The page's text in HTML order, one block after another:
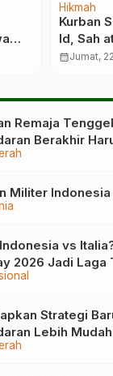
Hikmah
Kurban
Id, Sah
calendar_monthJumat,
Remaja
Berakhir
Militer
vs
2026 Jadi Laga
Strategi
Lebih